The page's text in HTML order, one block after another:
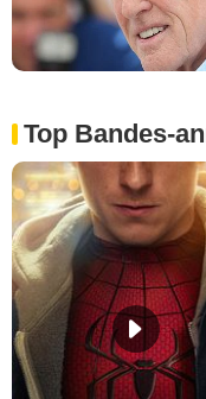
Top Bandes-